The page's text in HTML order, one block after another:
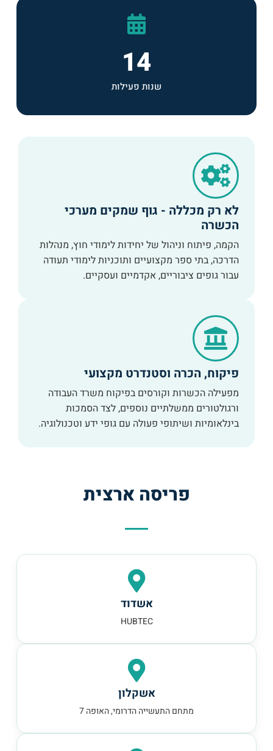
שנות פעילות
14
לא רק מכללה - גוף שמקים מערכי
הכשרה
הקמה, פיתוח וניהול של יחידות לימודי חוץ, מנהלות
הדרכה, בתי ספר מקצועיים ותוכניות לימודי תעודה
עבור גופים ציבוריים, אקדמיים ועסקיים.
פיקוח, הכרה וסטנדרט מקצועי
מפעילה הכשרות וקורסים בפיקוח משרד העבודה
ורגולטורים ממשלתיים נוספים, לצד הסמכות
בינלאומיות ושיתופי פעולה עם גופי ידע וטכנולוגיה.
פריסה ארצית
אשדוד
HUBTEC
אשקלון
מתחם התעשייה הדרומי, האופה 7